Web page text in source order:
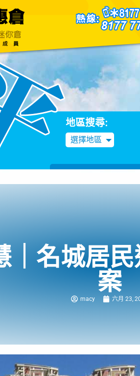
聯絡我們
地區搜尋:
選擇地區
｜名城居
案
macy 六月 23,